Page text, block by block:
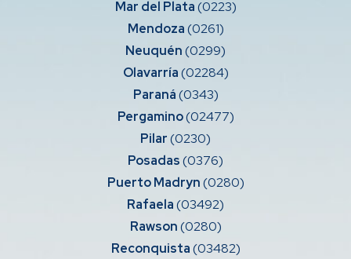
Mar del Plata(0223)
Mendoza(0261)
Neuquén(0299)
Olavarría(02284)
Paraná(0343)
Pergamino(02477)
Pilar(0230)
Posadas(0376)
Puerto Madryn(0280)
Rafaela(03492)
Rawson(0280)
Reconquista(03482)